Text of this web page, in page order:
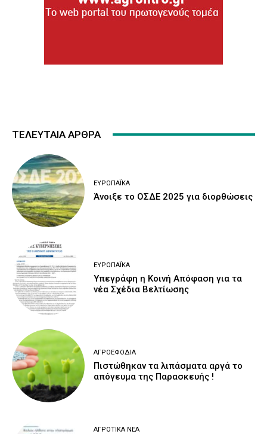
ΤΕΛΕΥΤΑΙΑ ΑΡΘΡΑ
ΕΥΡΩΠΑΪΚΆ
Άνοιξε το ΟΣΔΕ 2025 για διορθώσεις
ΕΥΡΩΠΑΪΚΆ
Υπεγράφη η Κοινή Απόφαση για τα
νέα Σχέδια Βελτίωσης
ΑΓΡΟΕΦΌΔΙΑ
Πιστώθηκαν τα λιπάσματα αργά το
απόγευμα της Παρασκευής !
ΑΓΡΟΤΙΚΆ ΝΈΑ